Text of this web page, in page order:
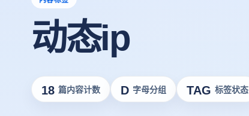
动态ip
18 篇内容计数 D 字母分组 TAG 标签状态